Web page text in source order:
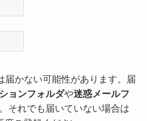
届かない可能性があります。届
ョンフォルダや迷惑メールフ
それでも届いていない場合は